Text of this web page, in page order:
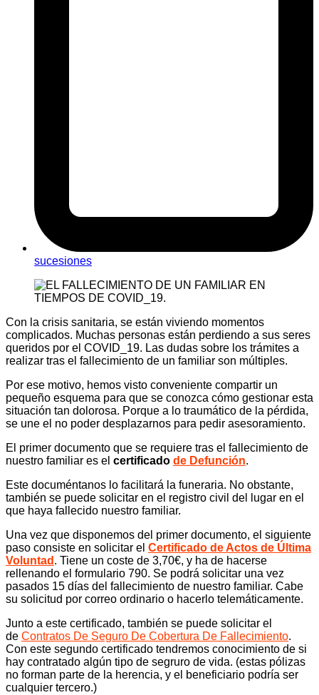
sucesiones
Con la crisis sanitaria, se están viviendo momentos
complicados. Muchas personas están perdiendo a sus seres
queridos por el COVID_19. Las dudas sobre los trámites a
realizar tras el fallecimiento de un familiar son múltiples.
Por ese motivo, hemos visto conveniente compartir un
pequeño esquema para que se conozca cómo gestionar esta
situación tan dolorosa. Porque a lo traumático de la pérdida,
se une el no poder desplazarnos para pedir asesoramiento.
El primer documento que se requiere tras el fallecimiento de
nuestro familiar es el certificado de Defunción.
Este documéntanos lo facilitará la funeraria. No obstante,
también se puede solicitar en el registro civil del lugar en el
que haya fallecido nuestro familiar.
Una vez que disponemos del primer documento, el siguiente
paso consiste en solicitar el Certificado de Actos de Última
Voluntad . Tiene un coste de 3,70€, y ha de hacerse
rellenando el formulario 790. Se podrá solicitar una vez
pasados 15 días del fallecimiento de nuestro familiar. Cabe
su solicitud por correo ordinario o hacerlo telemáticamente.
Junto a este certificado, también se puede solicitar el
de Contratos De Seguro De Cobertura De Fallecimiento.
Con este segundo certificado tendremos conocimiento de si
hay contratado algún tipo de segruro de vida. (estas pólizas
no forman parte de la herencia, y el beneficiario podría ser
cualquier tercero.)